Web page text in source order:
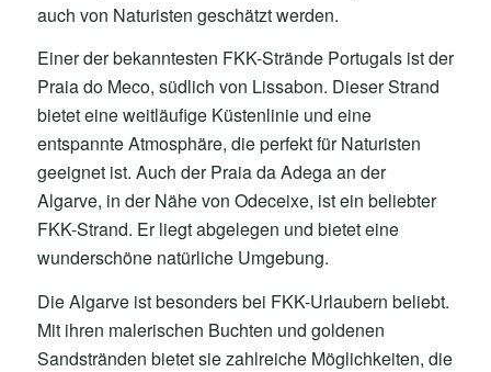
auch von Naturisten geschätzt werden.
Einer der bekanntesten FKK-Strände Portugals ist der
Praia do Meco, südlich von Lissabon. Dieser Strand
bietet eine weitläufige Küstenlinie und eine
entspannte Atmosphäre, die perfekt für Naturisten
geeignet ist. Auch der Praia da Adega an der
Algarve, in der Nähe von Odeceixe, ist ein beliebter
FKK-Strand. Er liegt abgelegen und bietet eine
wunderschöne natürliche Umgebung.
Die Algarve ist besonders bei FKK-Urlaubern beliebt.
Mit ihren malerischen Buchten und goldenen
Sandstränden bietet sie zahlreiche Möglichkeiten, die